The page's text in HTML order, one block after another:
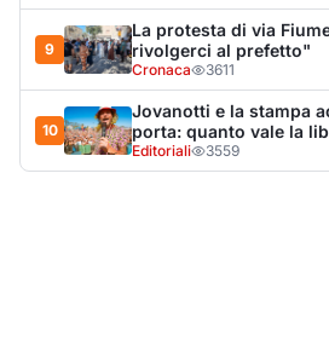
9
La protesta di via
rivolgerci al prefetto"
Cronaca 3611
10
Jovanotti e la stampa
porta: quanto vale la
Editoriali 3559